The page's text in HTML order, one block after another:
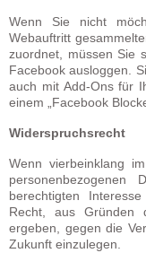
Wenn Sie nicht
Webauftritt
zuordnet, müssen Sie
Facebook ausloggen.
auch mit Add-Ons für
einem „Facebook
Widerspruchsrecht
Wenn vierbeinklang
personenbezogenen
berechtigten
Recht, aus Gründen
ergeben, gegen die
Zukunft einzulegen.